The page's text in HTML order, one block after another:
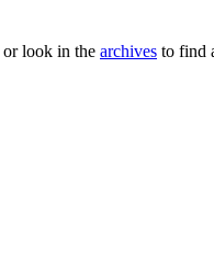
or look in the archives to find